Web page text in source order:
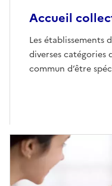
Accueil
Les établissements
diverses catégories
commun d’être